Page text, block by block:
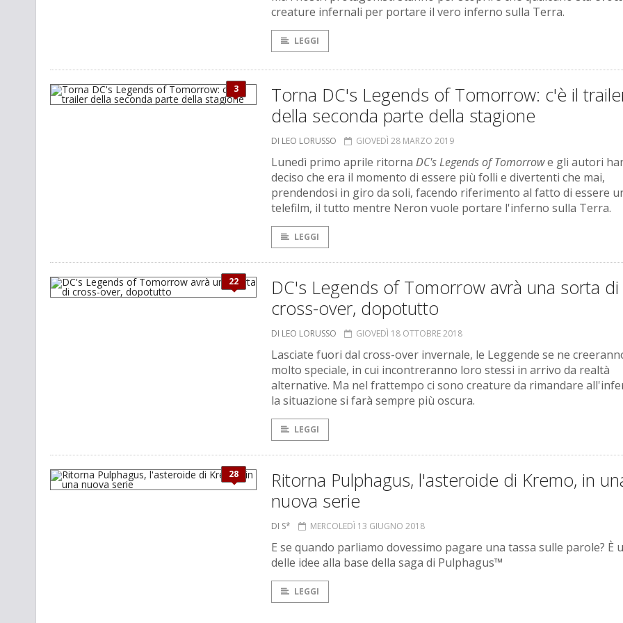
creature infernali per portare il vero inferno sulla Terra.
LEGGI
3
Torna DC's Legends of Tomorrow: c'è il
della seconda parte della stagione
DI LEO LORUSSO GIOVEDÌ 28 MARZO 2019
Lunedì primo aprile ritorna DC's Legends of Tomorrowe gli autori
deciso che era il momento di essere più folli e divertenti che mai,
prendendosi in giro da soli, facendo riferimento al fatto di essere
telefilm, il tutto mentre Neron vuole portare l'inferno sulla Terra.
LEGGI
22
DC's Legends of Tomorrow avrà una sorta di
cross-over, dopotutto
DI LEO LORUSSO GIOVEDÌ 18 OTTOBRE 2018
Lasciate fuori dal cross-over invernale, le Leggende se ne
molto speciale, in cui incontreranno loro stessi in arrivo da realtà
alternative. Ma nel frattempo ci sono creature da rimandare
la situazione si farà sempre più oscura.
LEGGI
28
Ritorna Pulphagus, l'asteroide di Kremo, in
nuova serie
DI S* MERCOLEDÌ 13 GIUGNO 2018
E se quando parliamo dovessimo pagare una tassa sulle parole? È
delle idee alla base della saga di Pulphagus™
LEGGI